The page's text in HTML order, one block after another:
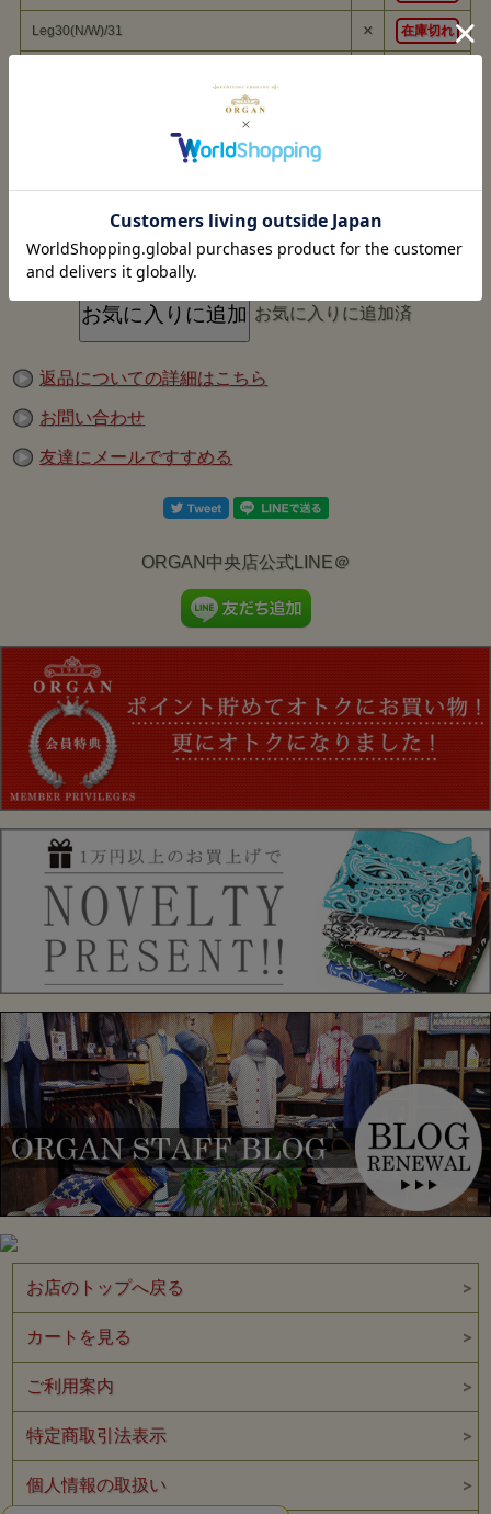
Denime『220A OFFSET XX MODEL Vacuum packing』のご紹介で
74年の歴史を誇るクラボウ安城工場の閉鎖にともない、 ドゥニーム
の定番デニム生地の生産が終了することになりました。
クラボウの当時のレシピをもとに、1988年のドゥニーム創業時を徹
底再現したデニムは 、弊社が最終オーダーした原反で生産を終了い
ドゥニームでは節目にあたる際、ジーンズを真空保存した「Vacuum
「安城工場で作られる最後のデニム」を、 関わってくださった全て
パックします。
1988 年の創業時に作られたドゥニームのデニム。 それから空白の時
を経て再現が叶ったのは 「安城工場」があってこのものでした。
「ホワイトオーク工場閉鎖」という、アメリカ製のデニムがひとつの
区切りを迎えた時代を思うとき、 このデニムを、記憶だけでなく
真空パックの為、丈詰めはお断りいたします。
DENIMEが創業当時に製造したXXモデルを徹底再。
ので、当時と同じ米綿をリング紡績したムラ糸を専用色のインディゴ
らしい色を再現させた。
また、ロープ染色前に行う精錬においては、ウエアハウスならではの
と残るメリハリの強 い経糸になっている。
力織機においても旧式で知られるGL3織機を使用しているため、ムラ
糸の特徴がそのままデニムに現れている。ボタンやリベットなどは素
材や形状をアップ デートしている。
※洗濯により下記の縮みが生じます。
ウエスト：-約5-6cm 股下：-約4-7cm 前股上：-約1cm 後股上：-約
試着した感想：洗濯後の縮みを考えると31インチでピッタリです。
オリジナルタックボタンを使用したボタンフライ。デニムは右綾でセ
ルビッジの白場だけ逆綾。これは当時耳のアタリが強く出るように考
えたものだった。縫製 糸や耳のラインまですべて当時と同じ綿糸を
使用。
Leg30(N/W)/31 × 在庫切れ
Leg30(N/W)/36 × 在庫切れ
×
お気に入りに追加済
返品についての詳細はこちら
お問い合わせ
友達にメールですすめる
ORGAN中央店公式LINE＠
お店のトップへ戻る
カートを見る
ご利用案内
特定商取引法表示
個人情報の取扱い